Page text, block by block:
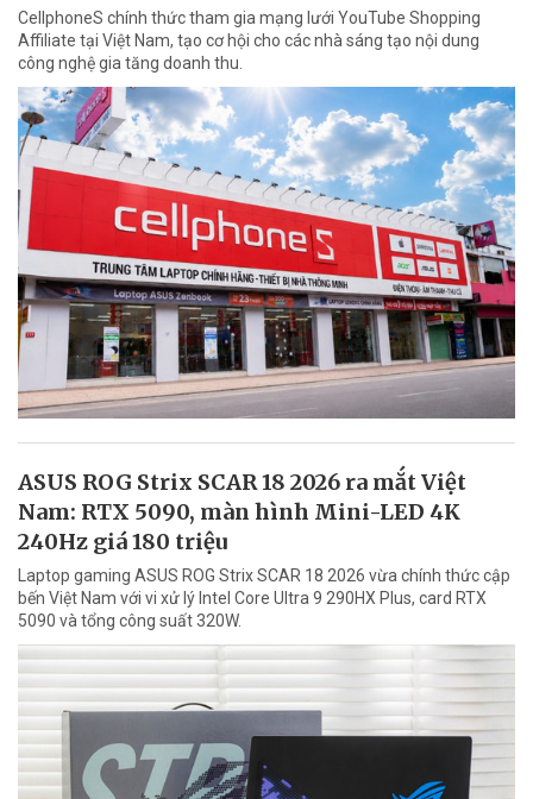
CellphoneS chính thức tham gia mạng lưới YouTube Shopping
Affiliate tại Việt Nam, tạo cơ hội cho các nhà sáng tạo nội dung
công nghệ gia tăng doanh thu.
ASUS ROG Strix SCAR 18 2026 ra mắt Việt
Nam: RTX 5090, màn hình Mini-LED 4K
240Hz giá 180 triệu
Laptop gaming ASUS ROG Strix SCAR 18 2026 vừa chính thức cập
bến Việt Nam với vi xử lý Intel Core Ultra 9 290HX Plus, card RTX
5090 và tổng công suất 320W.